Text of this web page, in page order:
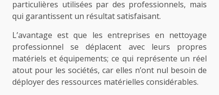
particulières utilisées par des professionnels, mais
qui garantissent un résultat satisfaisant.
L’avantage est que les entreprises en nettoyage
professionnel se déplacent avec leurs propres
matériels et équipements; ce qui représente un réel
atout pour les sociétés, car elles n’ont nul besoin de
déployer des ressources matérielles considérables.